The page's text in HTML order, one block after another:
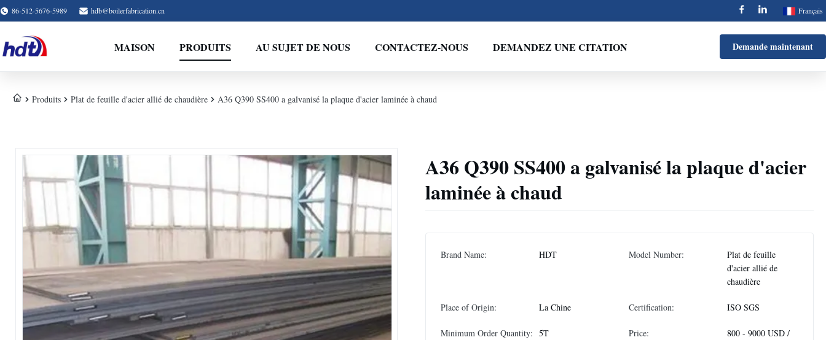
86-512-5676-5989 hdb@boilerfabrication.cn Français
MAISON PRODUITS AU SUJET DE NOUS CONTACTEZ-NOUS DEMANDEZ UNE CITATION Demande maintenant
Produits Plat de feuille d'acier allié de chaudière A36 Q390 SS400 a galvanisé la plaque d'acier laminée à chaud
A36 Q390 SS400 a galvanisé la plaque d'acier
laminée à chaud
Brand Name: HDT Model Number:
Plat de feuille
d'acier allié de
chaudière
Place of Origin: La Chine Certification: ISO SGS
Minimum Order Quantity: 5T Price:
800 - 9000 USD /